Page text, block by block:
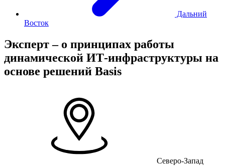
Дальний
Восток
Эксперт – о принципах работы
динамической ИТ-инфраструктуры на
основе решений Basis
Северо-Запад